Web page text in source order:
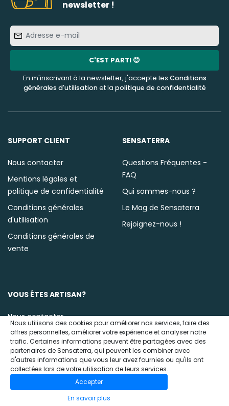
newsletter !
e-
mail
C'EST PARTI 😊
En m'inscrivant à la newsletter, j'accepte les Conditions
générales d'utilisationet la politique de confidentialité
SUPPORT CLIENT
Nous contacter
Mentions légales et
politique de confidentialité
Conditions générales
d'utilisation
Conditions générales de
vente
SENSATERRA
Questions Fréquentes -
FAQ
Qui sommes-nous ?
Le Mag de Sensaterra
Rejoignez-nous !
VOUS ÊTES ARTISAN?
Nous contacter
© 2020 Sensaterra
Nous utilisons des cookies pour améliorer nos services, faire des
offres personnelles, améliorer votre expérience et analyser notre
trafic. Certaines informations peuvent être partagées avec des
partenaires de Sensaterra, qui peuvent les combiner avec
d'autres informations que vous leur avez fournies ou qu'ils ont
collectées lors de votre utilisation de leurs services.
Accepter
En savoir plus